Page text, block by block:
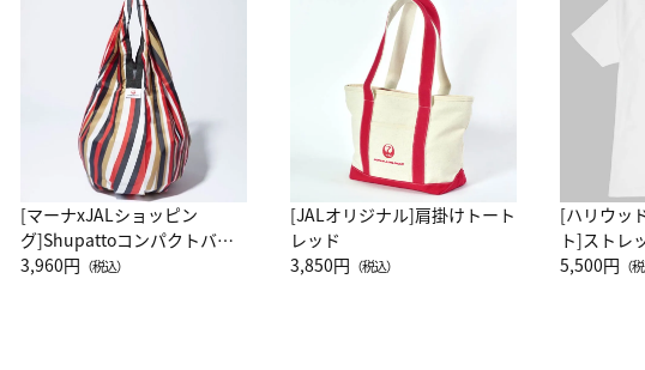
[マーナxJALショッピン
グ]Shupattoコンパクトバッ
グ Drop JAL客室乗務員
3,960円 （税込）
[JALオリジナル]肩掛けトート
レッド
3,850円 （税込）
[ハリウッ
ト]ストレ
ーネック
5,500円 （